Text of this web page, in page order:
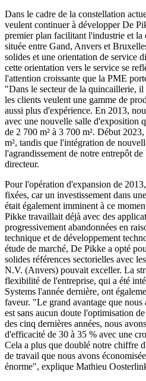
Dans le cadre de la constellation
veulent continuer à développer De
premier plan facilitant l'industrie et la
située entre Gand, Anvers et
solides et une orientation de service
cette orientation vers le service se
l'attention croissante que la PME
"Dans le secteur de la quincaillerie, il
les clients veulent une gamme de
aussi plus d'expérience. En 2013,
avec une nouvelle salle d'exposition
de 2 700 m² à 3 700 m². Début
m², tandis que l'intégration de
l'agrandissement de notre entrepôt
directeur.
Pour l'opération d'expansion de
fixées, car un investissement dans
était également imminent à ce
Pikke travaillait déjà avec des
progressivement abandonnées en
technique et de développement
étude de marché, De Pikke a opté
solides références sectorielles avec
N.V. (Anvers) pouvait exceller. La
flexibilité de l'entreprise, qui a été
Systems l'année dernière, ont
faveur. "Le grand avantage que
est sans aucun doute l'optimisation
des cinq dernières années, nous
d'efficacité de 30 à 35 % avec une
Cela a plus que doublé notre chiffre
de travail que nous avons
énorme", explique Mathieu